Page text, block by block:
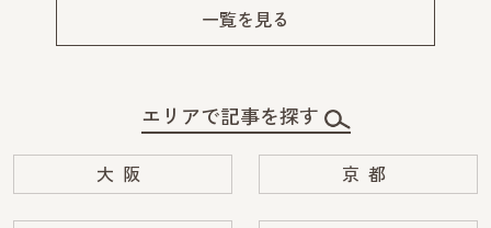
一覧を見る
エリアで記事を探す
大阪 京都